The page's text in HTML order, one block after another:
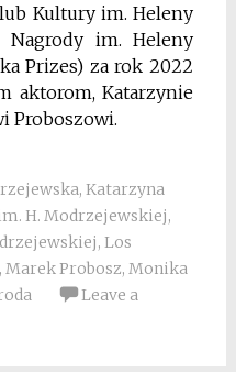
Kultury im. Heleny
Nagrody im. Heleny
Prizes) za rok 2022
aktorom, Katarzynie
Proboszowi.
, Katarzyna
H. Modrzejewskiej,
, Los
Marek Probosz, Monika
Leave a